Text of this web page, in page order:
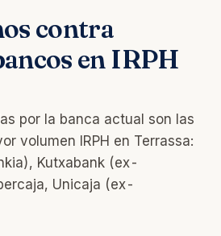
contra
en IRPH
por la banca actual son las
volumen IRPH en Terrassa:
Kutxabank (ex-
Unicaja (ex-